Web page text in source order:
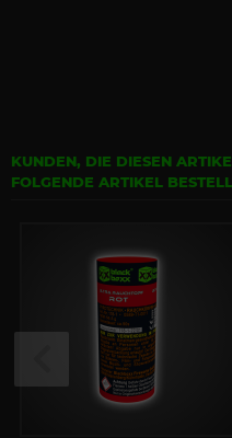
KUNDEN, DIE DIESEN
FOLGENDE ARTIKEL